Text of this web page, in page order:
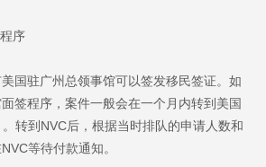
序
驻广州总领事馆可以签发移民签证。如
签程序，案件一般会在一个月内转到美国
转到NVC后，根据当时排队的申请人数和
等待付款通知。